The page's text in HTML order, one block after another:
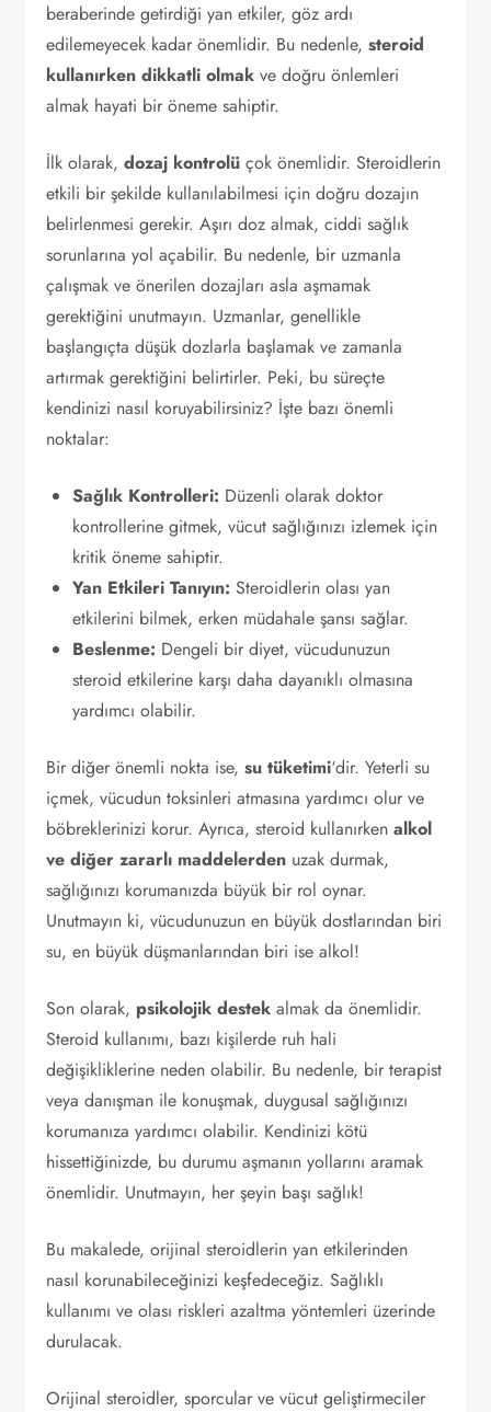
beraberinde getirdiği yan etkiler, göz ardı
edilemeyecek kadar önemlidir. Bu nedenle,steroid
kullanırken dikkatli olmak ve doğru önlemleri
almak hayati bir öneme sahiptir.
İlk olarak,dozaj kontrolü çok önemlidir. Steroidlerin
etkili bir şekilde kullanılabilmesi için doğru dozajın
belirlenmesi gerekir. Aşırı doz almak, ciddi sağlık
sorunlarına yol açabilir. Bu nedenle, bir uzmanla
çalışmak ve önerilen dozajları asla aşmamak
gerektiğini unutmayın. Uzmanlar, genellikle
başlangıçta düşük dozlarla başlamak ve zamanla
artırmak gerektiğini belirtirler. Peki, bu süreçte
kendinizi nasıl koruyabilirsiniz? İşte bazı önemli
noktalar:
Sağlık Kontrolleri: Düzenli olarak doktor
kontrollerine gitmek, vücut sağlığınızı izlemek için
kritik öneme sahiptir.
Yan Etkileri Tanıyın: Steroidlerin olası yan
etkilerini bilmek, erken müdahale şansı sağlar.
Beslenme: Dengeli bir diyet, vücudunuzun
steroid etkilerine karşı daha dayanıklı olmasına
yardımcı olabilir.
Bir diğer önemli nokta ise,su tüketimi‘dir. Yeterli su
içmek, vücudun toksinleri atmasına yardımcı olur ve
böbreklerinizi korur. Ayrıca, steroid kullanırkenalkol
ve diğer zararlı maddelerden uzak durmak,
sağlığınızı korumanızda büyük bir rol oynar.
Unutmayın ki, vücudunuzun en büyük dostlarından biri
su, en büyük düşmanlarından biri ise alkol!
Son olarak, psikolojik destek almak da önemlidir.
Steroid kullanımı, bazı kişilerde ruh hali
değişikliklerine neden olabilir. Bu nedenle, bir terapist
veya danışman ile konuşmak, duygusal sağlığınızı
korumanıza yardımcı olabilir. Kendinizi kötü
hissettiğinizde, bu durumu aşmanın yollarını aramak
önemlidir. Unutmayın, her şeyin başı sağlık!
Bu makalede, orijinal steroidlerin yan etkilerinden
nasıl korunabileceğinizi keşfedeceğiz. Sağlıklı
kullanımı ve olası riskleri azaltma yöntemleri üzerinde
durulacak.
Orijinal steroidler, sporcular ve vücut geliştirmeciler